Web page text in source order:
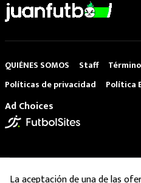
QUIÉNES SOMOS Staff
Políticas de privacidad
Política
Ad Choices